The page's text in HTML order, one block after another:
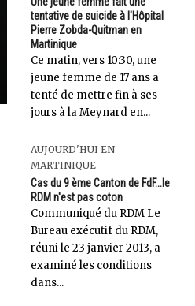
tentative de suicide à l'Hôpital
Pierre Zobda-Quitman en
Martinique
Ce matin, vers 10:30, une
jeune femme de 17 ans a
tenté de mettre fin à ses
jours à la Meynard en...
AUJOURD'HUI EN
MARTINIQUE
Cas du 9 ème Canton de FdF...le
RDM n'est pas coton
Communiqué du RDM Le
Bureau exécutif du RDM,
réuni le 23 janvier 2013, a
examiné les conditions
dans...